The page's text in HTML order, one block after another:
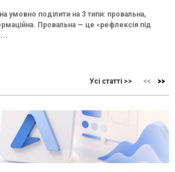
умовно поділити на 3 типи: провальна,
Провальна — це «рефлексія під
Усі статті >>